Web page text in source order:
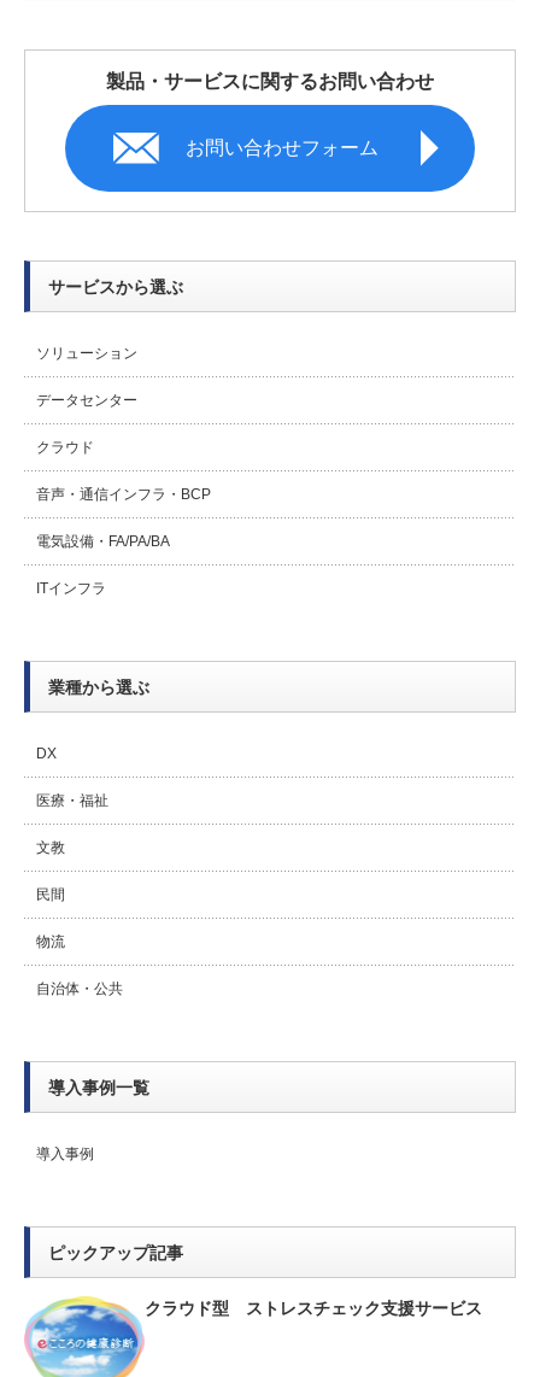
製品・サービスに関するお問い合わせ
お問い合わせフォーム
サービスから選ぶ
ソリューション
データセンター
クラウド
音声・通信インフラ・BCP
電気設備・FA/PA/BA
ITインフラ
業種から選ぶ
DX
医療・福祉
文教
民間
物流
自治体・公共
導入事例一覧
導入事例
ピックアップ記事
クラウド型 ストレスチェック支援サービス